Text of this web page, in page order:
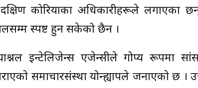
कोरियाका अधिकारीहरूले लगाएका
स्पष्ट हुन सकेको छैन ।
इन्टेलिजेन्स एजेन्सीले गोप्य रूपमा
समाचारसंस्था योन्ह्यापले जनाएको छ ।